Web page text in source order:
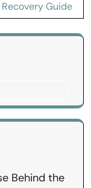
Recovery Guide
Behind the